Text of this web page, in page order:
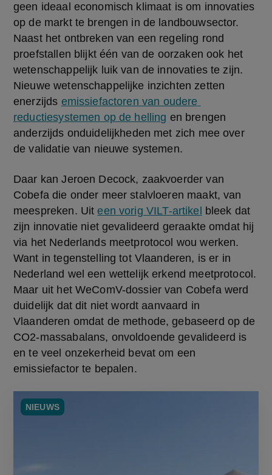
geen ideaal economisch klimaat is om innovaties
op de markt te brengen in de landbouwsector.
Naast het ontbreken van een regeling rond
proefstallen blijkt één van de oorzaken ook het
wetenschappelijk luik van de innovaties te zijn.
Nieuwe wetenschappelijke inzichten zetten
enerzijds emissiefactoren van oudere
reductiesystemen op de helling en brengen
anderzijds onduidelijkheden met zich mee over
de validatie van nieuwe systemen.
Daar kan Jeroen Decock, zaakvoerder van
Cobefa die onder meer stalvloeren maakt, van
meespreken. Uit een vorig VILT-artikel bleek dat
zijn innovatie niet gevalideerd geraakte omdat hij
via het Nederlands meetprotocol wou werken.
Want in tegenstelling tot Vlaanderen, is er in
Nederland wel een wettelijk erkend meetprotocol.
Maar uit het WeComV-dossier van Cobefa werd
duidelijk dat dit niet wordt aanvaard in
Vlaanderen omdat de methode, gebaseerd op de
CO2-massabalans, onvoldoende gevalideerd is
en te veel onzekerheid bevat om een
emissiefactor te bepalen.
NIEUWS